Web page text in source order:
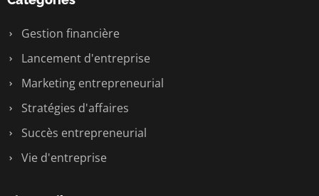
Gestion financière
Lancement d'entreprise
Marketing entrepreneurial
Stratégies d'affaires
Succès entrepreneurial
Vie d'entreprise